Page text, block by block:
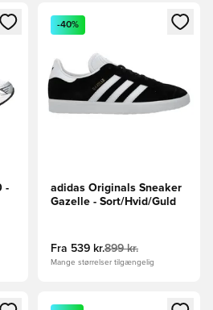
ind eller tilmelde dig som
-
Åbner en Modal til at logge
-40%
adidas Originals Sneaker
Gazelle - Sort/Hvid/Guld
Fra 539 kr.899 kr.
Mange størrelser tilgængelig
ind eller tilmelde dig som
Åbner en Modal til at logge